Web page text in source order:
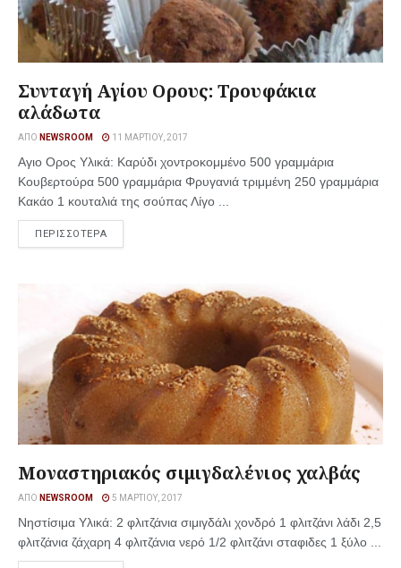
Συνταγή Αγίου Ορους: Τρουφάκια
αλάδωτα
ΑΠΌ NEWSROOM 11 ΜΑΡΤΊΟΥ, 2017
Αγιο Ορος Υλικά: Καρύδι χοντροκομμένο 500 γραμμάρια
Κουβερτούρα 500 γραμμάρια Φρυγανιά τριμμένη 250 γραμμάρια
Κακάο 1 κουταλιά της σούπας Λίγο ...
ΠΕΡΙΣΣΟΤΕΡΑ
Μοναστηριακός σιμιγδαλένιος χαλβάς
ΑΠΌ NEWSROOM 5 ΜΑΡΤΊΟΥ, 2017
Νηστίσιμα Υλικά: 2 φλιτζάνια σιμιγδάλι χονδρό 1 φλιτζάνι λάδι 2,5
φλιτζάνια ζάχαρη 4 φλιτζάνια νερό 1/2 φλιτζάνι σταφιδες 1 ξύλο ...